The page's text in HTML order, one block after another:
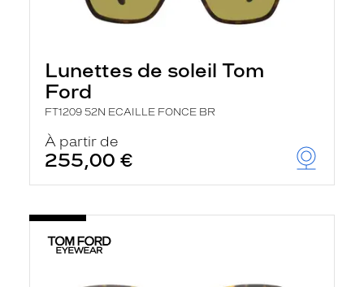
Lunettes de soleil Tom
Ford
FT1209 52N ECAILLE FONCE BR
À partir de
255,00 €